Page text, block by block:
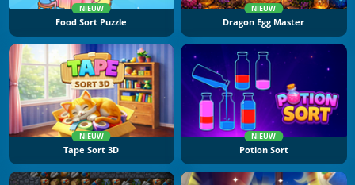
NIEUW
Food Sort Puzzle
NIEUW
Dragon Egg Master
NIEUW
Tape Sort 3D
NIEUW
Potion Sort